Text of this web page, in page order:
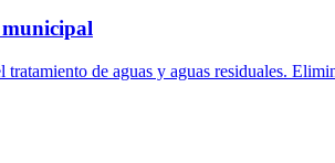
de aguas y aguas residuales.